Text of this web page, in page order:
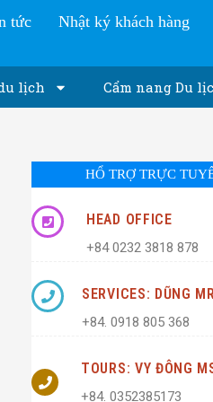
tức Nhật ký khách hàng
lịch Cẩm nang Du
HỔ TRỢ TRỰC
HEAD OFFICE
+84 0232 3818 878
SERVICES: DŨNG
+84. 0918 805 368
TOURS: VY ĐÔNG
+84. 0352385173